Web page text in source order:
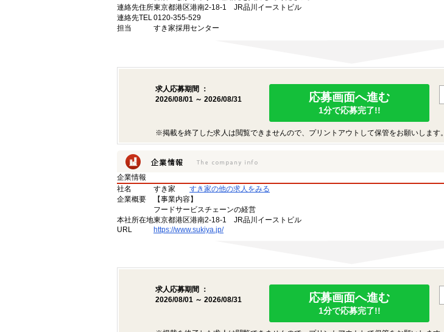
連絡先住所東京都港区港南2-18-1 JR品川イーストビル
連絡先TEL0120-355-529
担当
すき家採用センター
求人応募期間 ：
2026/08/01 ～ 2026/08/31
応募画面へ進む
1分で応募完了!!
※掲載を終了した求人は閲覧できませんので、プリントアウトして保管をお願いします。
企業情報
社名
すき家
すき家の他の求人をみる
企業概要
【事業内容】
フードサービスチェーンの経営
本社所在地東京都港区港南2-18-1 JR品川イーストビル
URL
https://www.sukiya.jp/
求人応募期間 ：
2026/08/01 ～ 2026/08/31
応募画面へ進む
1分で応募完了!!